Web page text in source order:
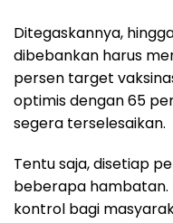
Ditegaskannya,
dibebankan harus
persen target
optimis dengan 65
segera terselesaikan.
Tentu saja, disetiap
beberapa hambatan.
kontrol bagi